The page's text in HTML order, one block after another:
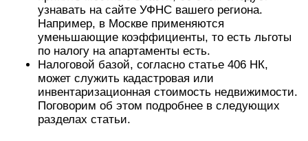
узнавать на сайте УФНС вашего региона.
Например, в Москве применяются
уменьшающие коэффициенты, то есть льготы
по налогу на апартаменты есть.
Налоговой базой, согласно статье 406 НК,
может служить кадастровая или
инвентаризационная стоимость недвижимости.
Поговорим об этом подробнее в следующих
разделах статьи.